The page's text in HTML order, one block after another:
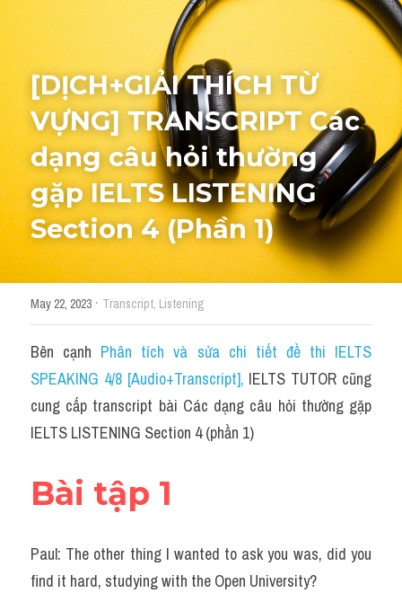
Tourism and Travelling
Pronunciation
Section 3
Section 4
Section 1
Social issues
Section 2
Map
Transcript
Cam
Health and Medicine
Technology
[DỊCH+GIẢI THÍCH TỪ
VỰNG] TRANSCRIPT Các
dạng câu hỏi thường
gặp IELTS LISTENING
Section 4 (Phần 1)
May 22, 2023 · Transcript, Listening
Bên cạnh Phân tích và sửa chi tiết đề thi IELTS
SPEAKING 4/8 [Audio+Transcript], IELTS TUTOR cũng
cung cấp transcript bài Các dạng câu hỏi thường gặp
IELTS LISTENING Section 4 (phần 1)
Bài tập 1
Paul: The other thing I wanted to ask you was, did you
find it hard, studying with the Open University?